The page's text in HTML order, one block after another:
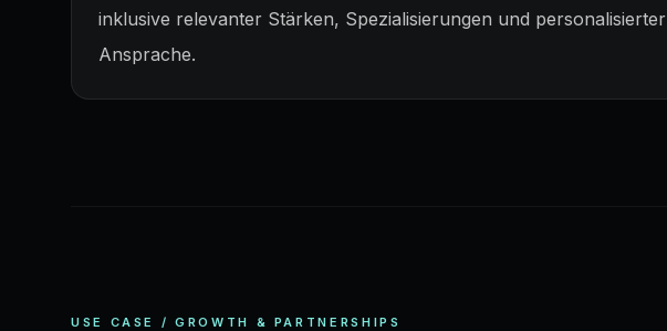
inklusive relevanter Stärken, Spezialisierungen und personalisierter
Ansprache.
USE CASE / GROWTH & PARTNERSHIPS